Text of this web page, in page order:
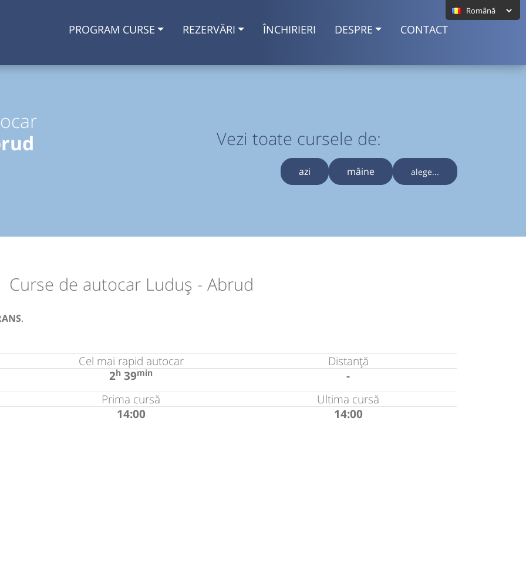
PROGRAM CURSE REZERVĂRI ÎNCHIRIERI DESPRE CONTACT
Vezi toate cursele de:
azi mâine alege...
Curse de autocar Luduș - Abrud
.
Cel mai rapid autocar
2h 39min
Distanță
-
Prima cursă
14:00
Ultima cursă
14:00